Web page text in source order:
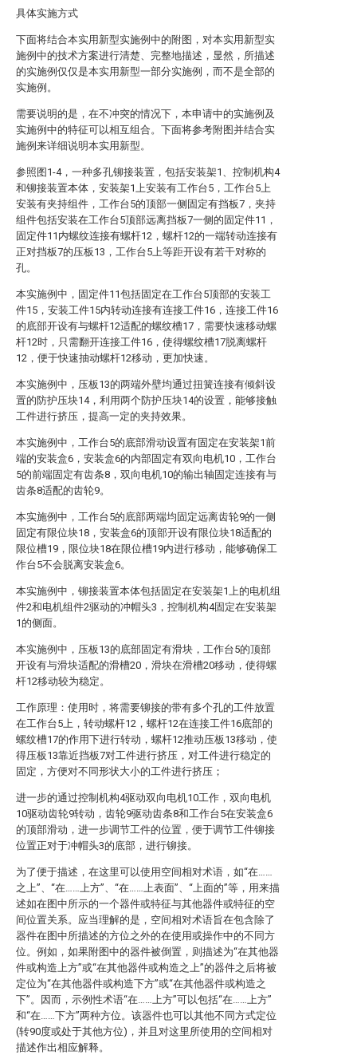
具体实施方式
下面将结合本实用新型实施例中的附图，对本实用新型实
施例中的技术方案进行清楚、完整地描述，显然，所描述
的实施例仅仅是本实用新型一部分实施例，而不是全部的
实施例。
需要说明的是，在不冲突的情况下，本申请中的实施例及
实施例中的特征可以相互组合。下面将参考附图并结合实
施例来详细说明本实用新型。
参照图1-4，一种多孔铆接装置，包括安装架1、控制机构4
和铆接装置本体，安装架1上安装有工作台5，工作台5上
安装有夹持组件，工作台5的顶部一侧固定有挡板7，夹持
组件包括安装在工作台5顶部远离挡板7一侧的固定件11，
固定件11内螺纹连接有螺杆12，螺杆12的一端转动连接有
正对挡板7的压板13，工作台5上等距开设有若干对称的
孔。
本实施例中，固定件11包括固定在工作台5顶部的安装工
件15，安装工件15内转动连接有连接工件16，连接工件16
的底部开设有与螺杆12适配的螺纹槽17，需要快速移动螺
杆12时，只需翻开连接工件16，使得螺纹槽17脱离螺杆
12，便于快速抽动螺杆12移动，更加快速。
本实施例中，压板13的两端外壁均通过扭簧连接有倾斜设
置的防护压块14，利用两个防护压块14的设置，能够接触
工件进行挤压，提高一定的夹持效果。
本实施例中，工作台5的底部滑动设置有固定在安装架1前
端的安装盒6，安装盒6的内部固定有双向电机10，工作台
5的前端固定有齿条8，双向电机10的输出轴固定连接有与
齿条8适配的齿轮9。
本实施例中，工作台5的底部两端均固定远离齿轮9的一侧
固定有限位块18，安装盒6的顶部开设有限位块18适配的
限位槽19，限位块18在限位槽19内进行移动，能够确保工
作台5不会脱离安装盒6。
本实施例中，铆接装置本体包括固定在安装架1上的电机组
件2和电机组件2驱动的冲帽头3，控制机构4固定在安装架
1的侧面。
本实施例中，压板13的底部固定有滑块，工作台5的顶部
开设有与滑块适配的滑槽20，滑块在滑槽20移动，使得螺
杆12移动较为稳定。
工作原理：使用时，将需要铆接的带有多个孔的工件放置
在工作台5上，转动螺杆12，螺杆12在连接工件16底部的
螺纹槽17的作用下进行转动，螺杆12推动压板13移动，使
得压板13靠近挡板7对工件进行挤压，对工件进行稳定的
固定，方便对不同形状大小的工件进行挤压；
进一步的通过控制机构4驱动双向电机10工作，双向电机
10驱动齿轮9转动，齿轮9驱动齿条8和工作台5在安装盒6
的顶部滑动，进一步调节工件的位置，便于调节工件铆接
位置正对于冲帽头3的底部，进行铆接。
为了便于描述，在这里可以使用空间相对术语，如“在……
之上”、“在……上方”、“在……上表面”、“上面的”等，用来描
述如在图中所示的一个器件或特征与其他器件或特征的空
间位置关系。应当理解的是，空间相对术语旨在包含除了
器件在图中所描述的方位之外的在使用或操作中的不同方
位。例如，如果附图中的器件被倒置，则描述为“在其他器
件或构造上方”或“在其他器件或构造之上”的器件之后将被
定位为“在其他器件或构造下方”或“在其他器件或构造之
下”。因而，示例性术语“在……上方”可以包括“在……上方”
和“在……下方”两种方位。该器件也可以其他不同方式定位
(转90度或处于其他方位)，并且对这里所使用的空间相对
描述作出相应解释。